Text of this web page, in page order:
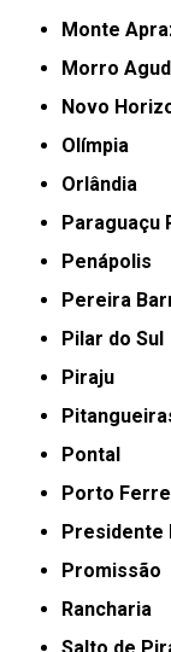
Monte
Morro
Novo
Olímpia
Orlândia
Penápolis
Pereira
Pilar do Sul
Piraju
Pontal
Porto
Promissão
Rancharia